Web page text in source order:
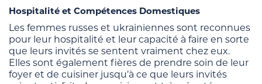
Hospitalité et Compétences Domestiques
Les femmes russes et ukrainiennes sont reconnues
pour leur hospitalité et leur capacité à faire en sorte
que leurs invités se sentent vraiment chez eux.
Elles sont également fières de prendre soin de leur
foyer et de cuisiner jusqu’à ce que leurs invités